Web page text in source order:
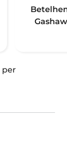
Gashaw
per